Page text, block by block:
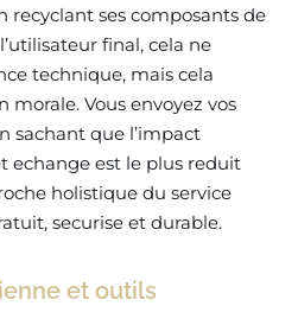
recyclant ses composants de
final, cela ne
technique, mais cela
Vous envoyez vos
sachant que l’impact
echange est le plus reduit
holistique du service
securise et durable.
et outils